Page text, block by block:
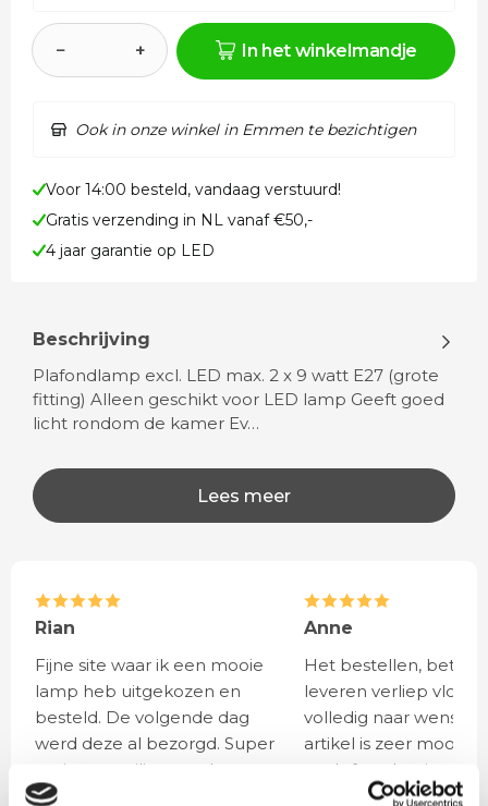
− + In het winkelmandje
Ook in onze winkel in Emmen te bezichtigen
Voor 14:00 besteld, vandaag verstuurd!
Gratis verzending in NL vanaf €50,-
4 jaar garantie op LED
Beschrijving
Plafondlamp excl. LED max. 2 x 9 watt E27 (grote
fitting) Alleen geschikt voor LED lamp Geeft goed
licht rondom de kamer Ev…
Lees meer
Rian
Fijne site waar ik een mooie
lamp heb uitgekozen en
besteld. De volgende dag
werd deze al bezorgd. Super
netjes en veilig verpakt.
Anne
Het bestellen,
leveren verliep vlot en
volledig naar wens.
artikel is zeer mooi
veel sfeer, het is ook
eenvoudig te